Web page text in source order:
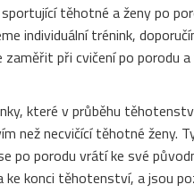
těhotné a ženy po
individuální trénink,
při cvičení po porodu a
které v průběhu
necvičící těhotné ženy.
po porodu vrátí ke své
konci těhotenství, a jsou